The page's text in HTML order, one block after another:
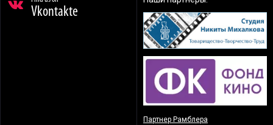
Vkontakte
Партнер Рамблера